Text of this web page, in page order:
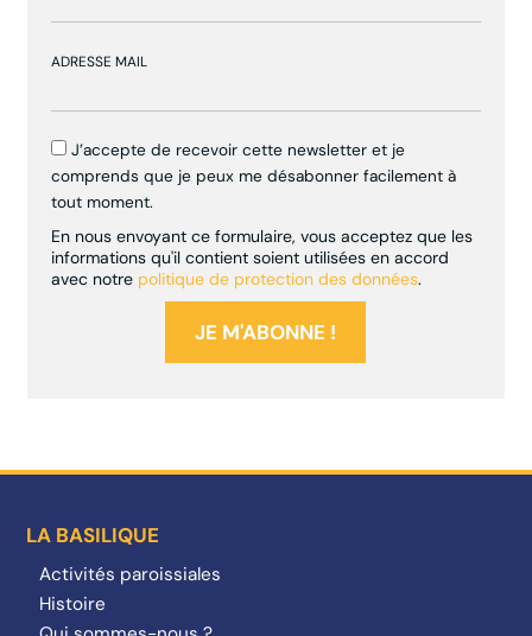
ADRESSE MAIL
J’accepte de recevoir cette newsletter et je
comprends que je peux me désabonner facilement à
tout moment.
En nous envoyant ce formulaire, vous acceptez que les
informations qu'il contient soient utilisées en accord
avec notre politique de protection des données.
LA BASILIQUE
Activités paroissiales
Histoire